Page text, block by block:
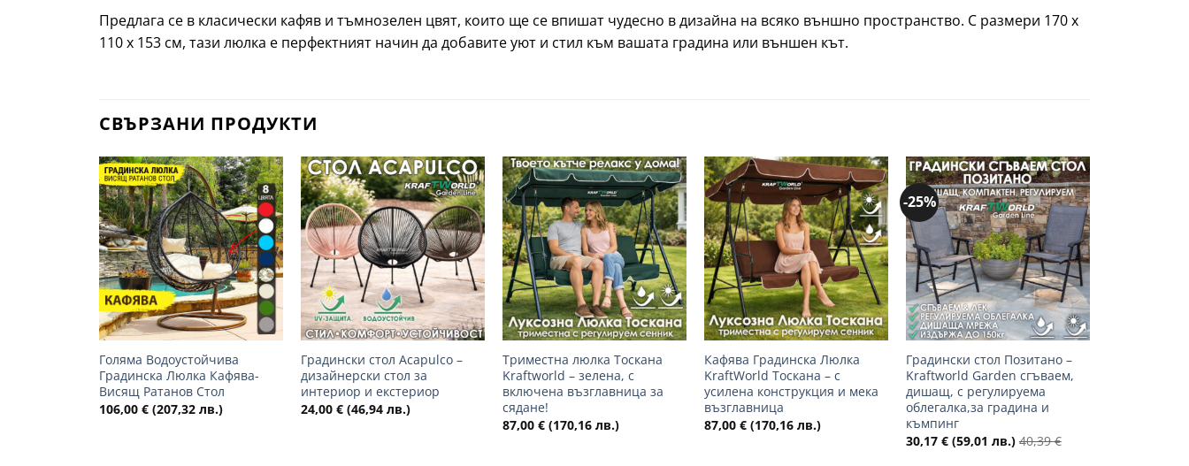
Предлага се в класически кафяв и тъмнозелен цвят, които ще се впишат чудесно в дизайна на всяко външно пространство. С размери 170 x
110 x 153 см, тази люлка е перфектният начин да добавите уют и стил към вашата градина или външен кът.
СВЪРЗАНИ ПРОДУКТИ
Добави
в
желани
+
Голяма Водоустойчива
Градинска Люлка Кафява-
Висящ Ратанов Стол
106,00 € (207,32 лв.)
Добави
в
желани
+
Градински стол Acapulco –
дизайнерски стол за
интериор и екстериор
24,00 € (46,94 лв.)
Добави
в
желани
+
Триместна люлка Тоскана
Kraftworld – зелена, с
включена възглавница за
сядане!
87,00 € (170,16 лв.)
Добави
в
желани
+
Кафява Градинска Люлка
KraftWorld Тоскана – с
усилена конструкция и мека
възглавница
87,00 € (170,16 лв.)
-25%
Добави
желани
+
Градински стол Позитано –
Kraftworld Garden сгъваем,
дишащ, с регулируема
облегалка,за градина и
къмпинг
30,17 € (59,01 лв.) 40,39€